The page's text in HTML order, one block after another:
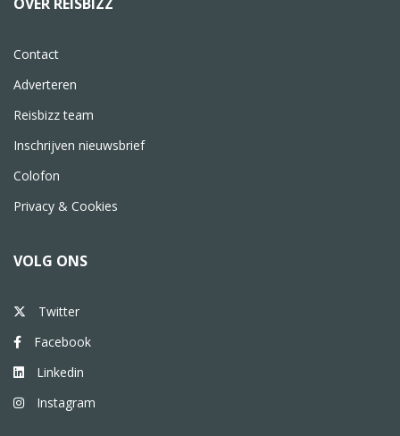
OVER REISBIZZ
Contact
Adverteren
Reisbizz team
Inschrijven nieuwsbrief
Colofon
Privacy & Cookies
VOLG ONS
Twitter
Facebook
Linkedin
Instagram